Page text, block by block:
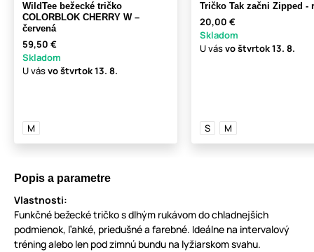
WildTee bežecké tričko
COLORBLOK CHERRY W –
červená
59,50 €
Skladom
U vásvo štvrtok13. 8.
M
Tričko Tak začni Zipped -
20,00 €
Skladom
U vásvo štvrtok13. 8.
S M
Popis a parametre
Vlastnosti:
Funkčné bežecké tričko s dlhým rukávom do chladnejších
podmienok, ľahké, priedušné a farebné. Ideálne na intervalový
tréning alebo len pod zimnú bundu na lyžiarskom svahu.